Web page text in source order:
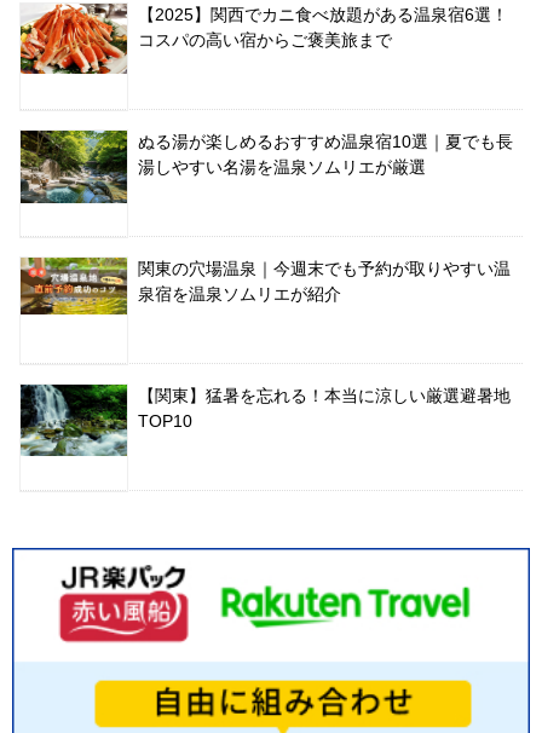
【2025】関西でカニ食べ放題がある温泉宿6選！
コスパの高い宿からご褒美旅まで
ぬる湯が楽しめるおすすめ温泉宿10選｜夏でも長
湯しやすい名湯を温泉ソムリエが厳選
関東の穴場温泉｜今週末でも予約が取りやすい温
泉宿を温泉ソムリエが紹介
【関東】猛暑を忘れる！本当に涼しい厳選避暑地
TOP10